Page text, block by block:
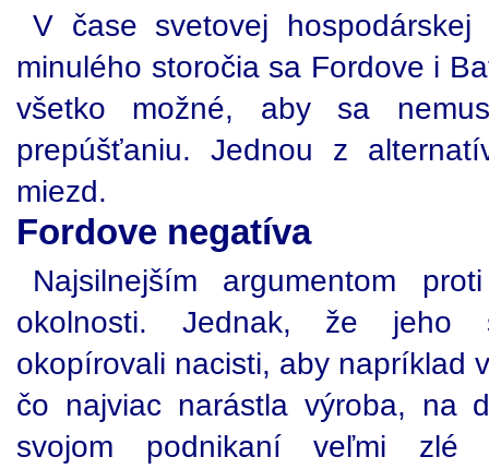
V čase svetovej
minulého storočia sa Fordove i
všetko možné, aby sa
prepúšťaniu. Jednou z
miezd.
Fordove negatíva
Najsilnejším argumentom
okolnosti. Jednak, že jeho
okopírovali nacisti, aby napríklad
čo najviac narástla výroba, na
svojom podnikaní veľmi zlé